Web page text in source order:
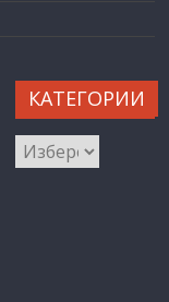
КАТЕГОРИИ
КАТЕГОРИИ